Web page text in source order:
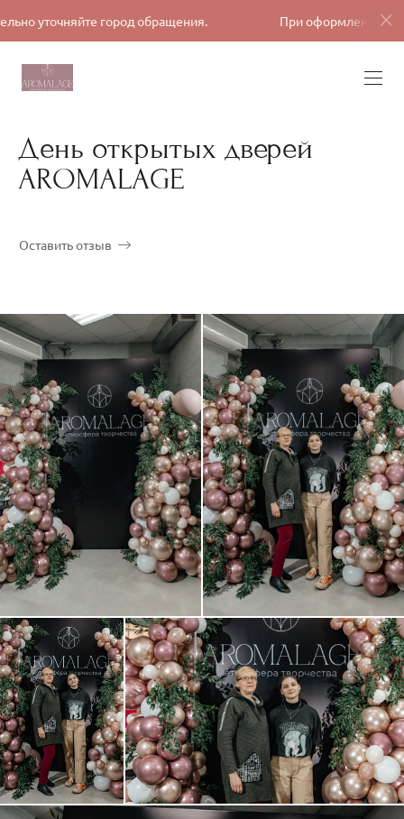
При оформлении заявки, обязательно
День открытых дверей
AROMALAGE
Оставить отзыв